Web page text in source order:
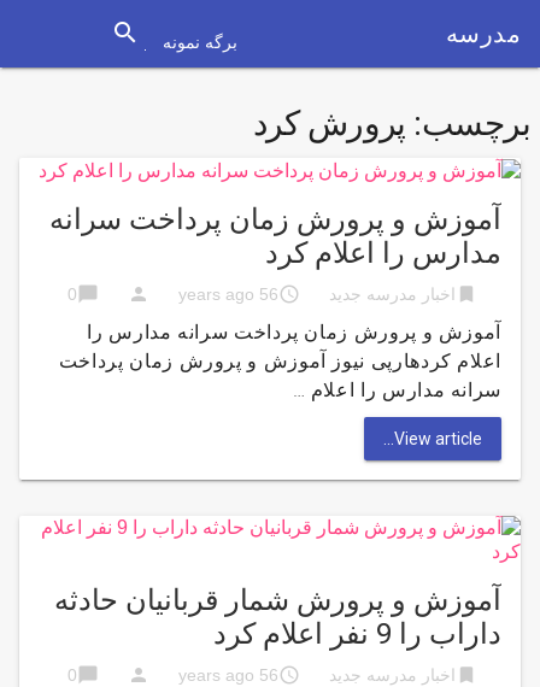
مدرسه برگه نمونه search
برچسب: پرورش کرد
آموزش و پرورش زمان پرداخت سرانه
مدارس را اعلام کرد
bookmark اخبار مدرسه جدید access_time
56 years ago
person
chat_bubble
0
آموزش و پرورش زمان پرداخت سرانه مدارس را
اعلام کردهارپی نیوز آموزش و پرورش زمان پرداخت
سرانه مدارس را اعلام …
View article...
آموزش و پرورش شمار قربانیان حادثه
داراب را 9 نفر اعلام کرد
bookmark اخبار مدرسه جدید access_time
56 years ago
person
chat_bubble
0